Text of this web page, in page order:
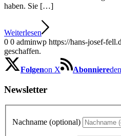
haben. Sie […]
Weiterlesen
0 0 adminwp https://hans-josef-
geschaffen.
Folgenon X Abonniere
Newsletter
Nachname (optional)